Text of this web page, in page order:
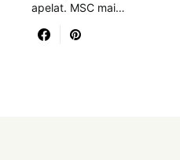
apelat. MSC mai…